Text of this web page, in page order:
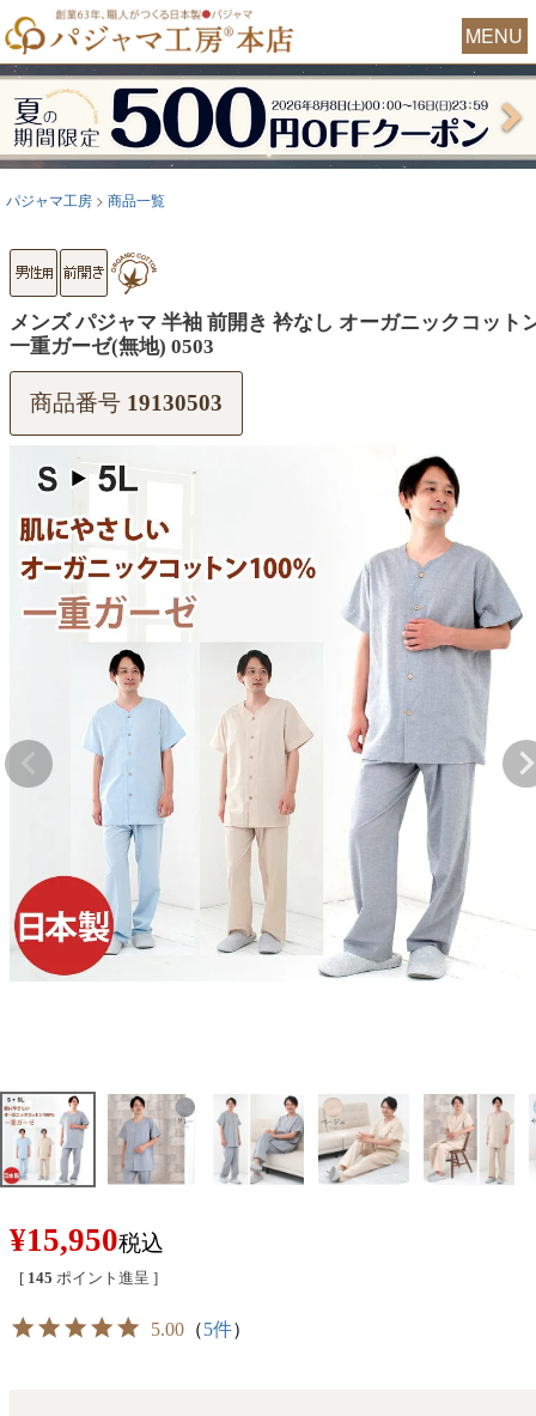
MENU
パジャマ工房 商品一覧
メンズ パジャマ 半袖 前開き 衿なし オーガニックコット
一重ガーゼ(無地) 0503
商品番号 19130503
¥15,950税込
[ 145 ポイント進呈 ]
5.00 （5件）